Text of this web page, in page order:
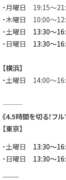
・月曜日 19:15～
・木曜日 10:00～
・土曜日 13:30～
・日曜日 13:30～
【横浜】
・土曜日 14:00～
———
《4.5時間を切る！フ
【東京】
・土曜日 13:30～
・日曜日 13:30～
———